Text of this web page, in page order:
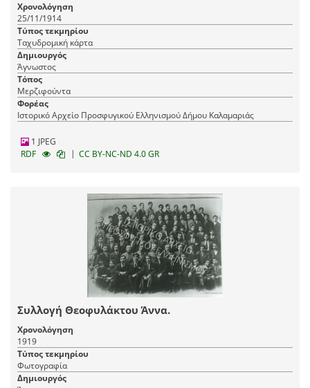
Χρονολόγηση
25/11/1914
Τύπος τεκμηρίου
Ταχυδρομική κάρτα
Δημιουργός
Άγνωστος
Τόπος
Μερζιφούντα
Φορέας
Ιστορικό Αρχείο Προσφυγικού Ελληνισμού Δήμου Καλαμαριάς
1 JPEG
RDF
| CC BY-NC-ND 4.0 GR
Συλλογή Θεοφυλάκτου Άννα.
Χρονολόγηση
1919
Τύπος τεκμηρίου
Φωτογραφία
Δημιουργός